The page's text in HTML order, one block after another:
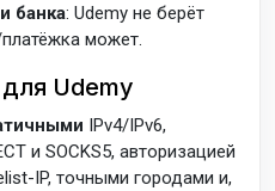
банка: Udemy не берёт
может.
Udemy
IPv4/IPv6,
и SOCKS5, авторизацией
IP, точными городами и,